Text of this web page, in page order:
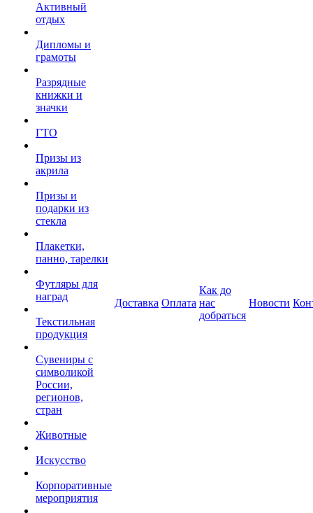
Активный
отдых
Дипломы и
грамоты
Разрядные
книжки и
значки
ГТО
Призы из
акрила
Призы и
подарки из
стекла
Плакетки,
панно, тарелки
Футляры для
наград
Текстильная
продукция
Сувениры с
символикой
России,
регионов,
стран
Животные
Искусство
Корпоративные
мероприятия
Доставка Оплата
Как до
нас
добраться
Новости